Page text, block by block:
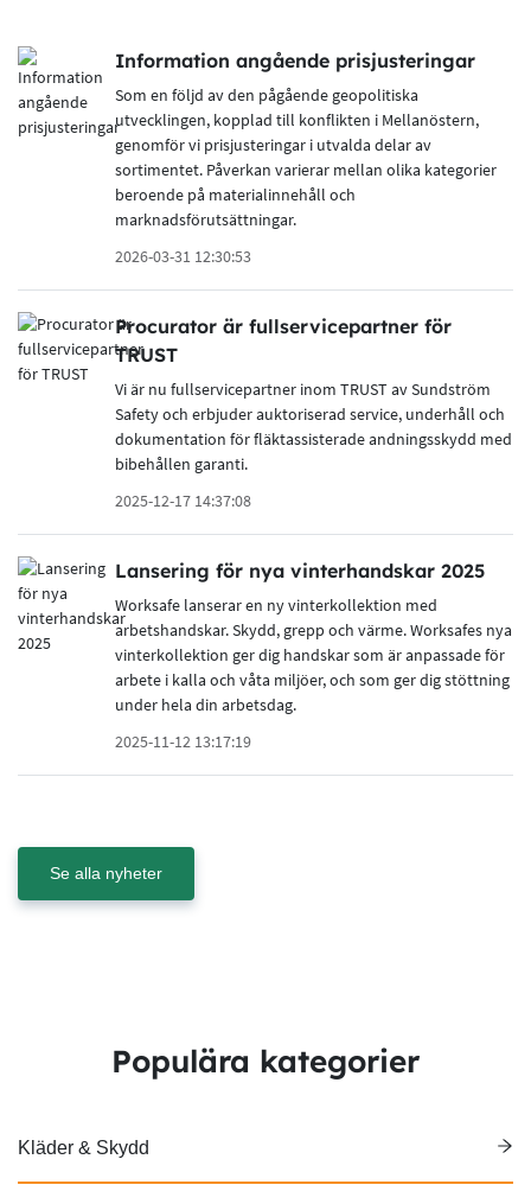
Information angående prisjusteringar
Som en följd av den pågående geopolitiska
utvecklingen, kopplad till konflikten i Mellanöstern,
genomför vi prisjusteringar i utvalda delar av
sortimentet. Påverkan varierar mellan olika kategorier
beroende på materialinnehåll och
marknadsförutsättningar.
2026-03-31 12:30:53
Procurator är fullservicepartner för
TRUST
Vi är nu fullservicepartner inom TRUST av Sundström
Safety och erbjuder auktoriserad service, underhåll och
dokumentation för fläktassisterade andningsskydd med
bibehållen garanti.
2025-12-17 14:37:08
Lansering för nya vinterhandskar 2025
Worksafe lanserar en ny vinterkollektion med
arbetshandskar. Skydd, grepp och värme. Worksafes nya
vinterkollektion ger dig handskar som är anpassade för
arbete i kalla och våta miljöer, och som ger dig stöttning
under hela din arbetsdag.
2025-11-12 13:17:19
Se alla nyheter
Populära kategorier
Kläder & Skydd